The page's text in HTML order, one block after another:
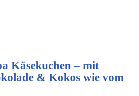
Käsekuchen – mit
& Kokos wie vom